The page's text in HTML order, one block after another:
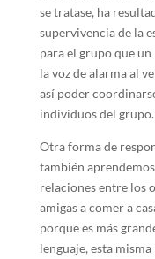
se tratase, ha
supervivencia de la
para el grupo que
la voz de alarma al
así poder
individuos del grupo.
Otra forma de
también
relaciones entre los
amigas a comer a
porque es más
lenguaje, esta